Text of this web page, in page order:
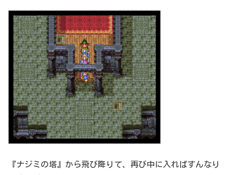
『ナジミの塔』から飛び降りて、再び中に入ればすんなり